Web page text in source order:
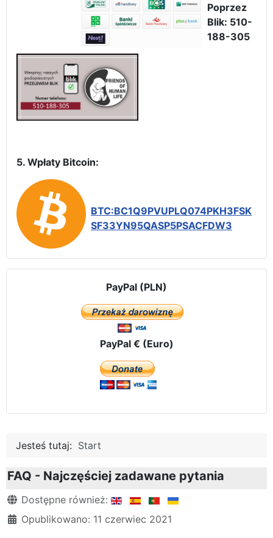
Poprzez
Blik: 510-
188-305
5. Wpłaty Bitcoin:
BTC:BC1Q9PVUPLQ074PKH3FSK
SF33YN95QASP5PSACFDW3
PayPal (PLN)
PayPal € (Euro)
Jesteś tutaj: Start
FAQ - Najczęściej zadawane pytania
Szczegóły
Dostępne również:
Opublikowano: 11 czerwiec 2021